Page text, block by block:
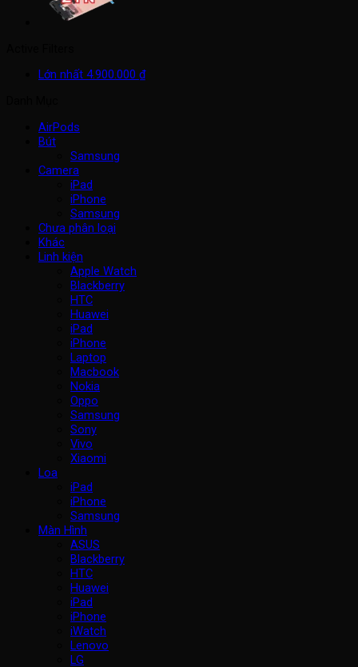
Lớn nhất 4.900.000 ₫
AirPods
Bút
Samsung
Camera
iPad
iPhone
Samsung
Chưa phân loại
Khác
Linh kiện
Apple Watch
Blackberry
HTC
Huawei
iPad
iPhone
Laptop
Macbook
Nokia
Oppo
Samsung
Sony
Vivo
Xiaomi
Loa
iPad
iPhone
Samsung
Màn Hình
ASUS
Blackberry
HTC
Huawei
iPad
iPhone
iWatch
Lenovo
LG